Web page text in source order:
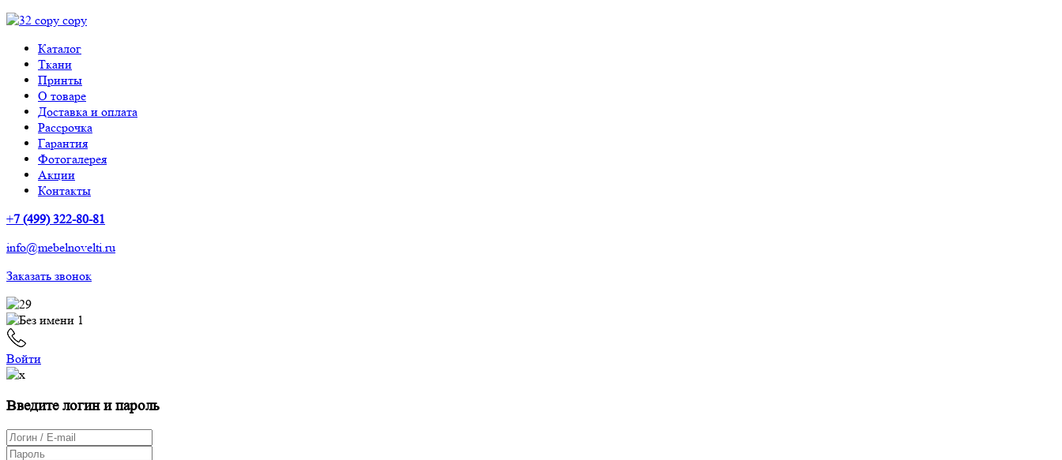
Каталог
Ткани
Принты
О товаре
Доставка и оплата
Рассрочка
Гарантия
Фотогалерея
Акции
Контакты
+7 (499) 322-80-81
info@mebelnovelti.ru
Заказать звонок
Войти
Введите логин и пароль